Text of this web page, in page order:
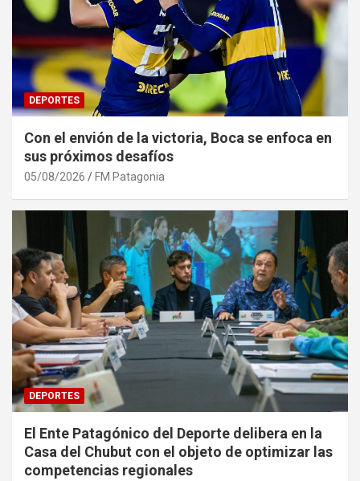
DEPORTES
Con el envión de la victoria, Boca se enfoca en
sus próximos desafíos
05/08/2026 FM Patagonia
DEPORTES
El Ente Patagónico del Deporte delibera en la
Casa del Chubut con el objeto de optimizar las
competencias regionales